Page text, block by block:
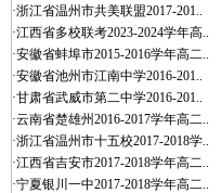
·浙江省温州市共美联盟2017-201..
·江西省多校联考2023-2024学年高..
·安徽省蚌埠市2015-2016学年高二..
·安徽省池州市江南中学2016-201..
·甘肃省武威市第二中学2016-201..
·云南省楚雄州2016-2017学年高二..
·浙江省温州市十五校2017-2018学..
·江西省吉安市2017-2018学年高二..
·宁夏银川一中2017-2018学年高二..